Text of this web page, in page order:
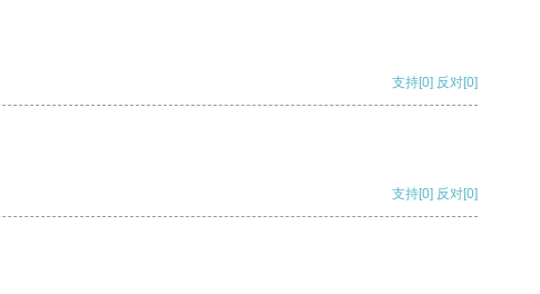
支持[0] 反对[0]
支持[0] 反对[0]